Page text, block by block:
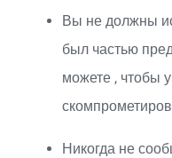
Вы не должны
был частью
можете , чтобы
Никогда не